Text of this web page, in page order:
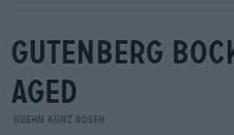
gutenberg
aged
Kuehn Kunz Rosen